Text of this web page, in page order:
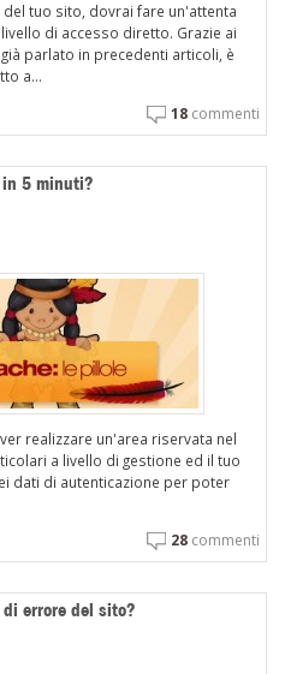
tuo sito, dovrai fare un'attenta
di accesso diretto. Grazie ai
parlato in precedenti articoli, è
a...
18 commenti
in 5 minuti?
realizzare un'area riservata nel
a livello di gestione ed il tuo
dati di autenticazione per poter
28 commenti
errore del sito?